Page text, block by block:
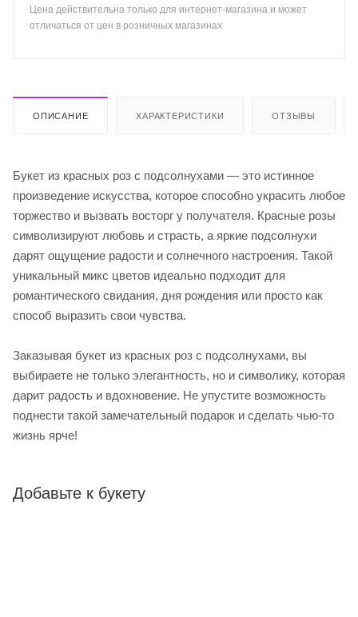
Цена действительна только для интернет-магазина и может
отличаться от цен в розничных магазинах
ОПИСАНИЕ ХАРАКТЕРИСТИКИ ОТЗЫВЫ
Букет из красных роз с подсолнухами — это истинное
произведение искусства, которое способно украсить любое
торжество и вызвать восторг у получателя. Красные розы
символизируют любовь и страсть, а яркие подсолнухи
дарят ощущение радости и солнечного настроения. Такой
уникальный микс цветов идеально подходит для
романтического свидания, дня рождения или просто как
способ выразить свои чувства.
Заказывая букет из красных роз с подсолнухами, вы
выбираете не только элегантность, но и символику, которая
дарит радость и вдохновение. Не упустите возможность
поднести такой замечательный подарок и сделать чью-то
жизнь ярче!
Добавьте к букету